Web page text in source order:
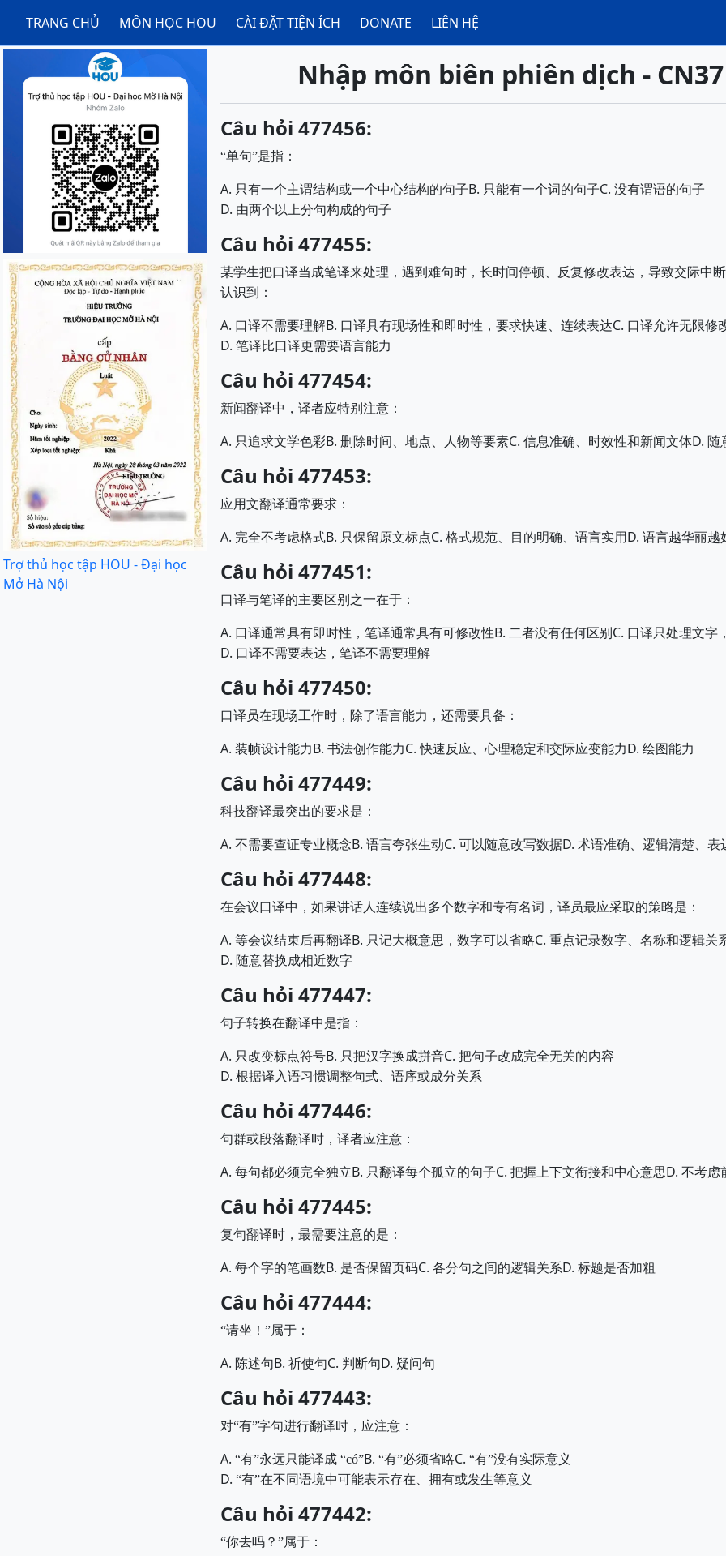
TRANG CHỦ MÔN HỌC HOU CÀI ĐẶT TIỆN ÍCH DONATE LIÊN HỆ
Trợ thủ học tập HOU - Đại học
Mở Hà Nội
Nhập môn biên phiên dịch -
Câu hỏi 477456:
“单句”是指：
A. 只有一个主谓结构或一个中心结构的句子B. 只能有一个词的句子C. 没有谓语的句子
D. 由两个以上分句构成的句子
Câu hỏi 477455:
某学生把口译当成笔译来处理，遇到难句时 ， 长时间停顿、反复修改表达，导致交际中
认识到：
A. 口译不需要理解B. 口译具有现场性和即时性，要求快速、连续表达C. 口译允许无限修
D. 笔译比口译更需要语言能力
Câu hỏi 477454:
新闻翻译中，译者应特别注意：
A. 只追求文学色彩B. 删除时间、地点、人物等要素C. 信息准确、时效性和新闻文体D. 随
Câu hỏi 477453:
应用文翻译通常要求：
A. 完全不考虑格式B. 只保留原文标点C. 格式规范、目的明确、语言实用 D. 语言越华丽越
Câu hỏi 477451:
口译与笔译的主要区别之一在于：
A. 口译通常具有即时性，笔译通常具有可修改性B. 二者没有任何区别 C. 口译只处理文字
D. 口译不需要表达，笔译不需要理解
Câu hỏi 477450:
口译员在现场工作时，除了语言能力，还需要具备：
A. 装帧设计能力B. 书法创作能力C.快速反应、心理稳定和交际应变能力D. 绘图能力
Câu hỏi 477449:
科技翻译最突出的要求是：
A. 不需要查证专业概念B. 语言夸张生动C. 可以随意改写数据D. 术语准确、逻辑清楚、表
Câu hỏi 477448:
在会议口译中，如果讲话人连续说出多个数字和专有名词，译员最应采取的策略是：
A. 等会议结束后再翻译B. 只记大概意思，数字可以省略C. 重点记录数字、名称和逻辑关
D. 随意替换成相近数字
Câu hỏi 477447:
句子转换在翻译中是指：
A. 只改变标点符号B. 只把汉字换成拼音C. 把句子改成完全无关的内容
D. 根据译入语习惯调整句式、语序或成分关系
Câu hỏi 477446:
句群或段落翻译时，译者应注意：
A. 每句都必须完全独立B. 只翻译每个孤立的句子C. 把握上下文衔接和中心意思D. 不考虑
Câu hỏi 477445:
复句翻译时，最需要注意的是：
A. 每个字的笔画数B. 是否保留页码C. 各分句之间的逻辑关系D. 标题是否加粗
Câu hỏi 477444:
“请坐！ ”属于：
A. 陈述句B. 祈使句C. 判断句D. 疑问句
Câu hỏi 477443:
对“有”字句进行翻译时，应注意：
A. “有”永远只能译成 “có”B. “有”必须省略C. “有”没有实际意义
D. “有”在不同语境中可能表示存在、拥有或发生等意义
Câu hỏi 477442:
“你去吗？ ”属于：